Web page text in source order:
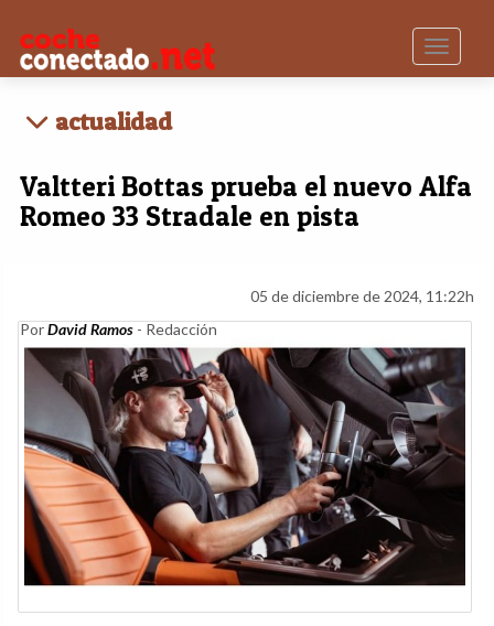
Toggle
actualidad
Valtteri Bottas prueba el nuevo Alfa
Romeo 33 Stradale en pista
05 de diciembre de 2024, 11:22h
PorDavid Ramos - Redacción